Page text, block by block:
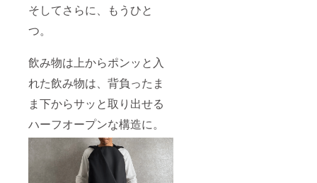
そしてさらに、もうひと
つ。
飲み物は上からポンッと入
れた飲み物は、背負ったま
ま下からサッと取り出せる
ハーフオープンな構造に。